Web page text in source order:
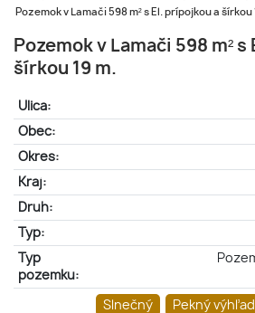
Pozemok v Lamači 598 m² s El. prípojkou a šírkou
Pozemok v Lamači 598 m²
šírkou 19 m.
Ulica:
Obec:
Okres:
Kraj:
Druh:
Typ:
Typ
pozemku:
Slnečný Pekný výhľad